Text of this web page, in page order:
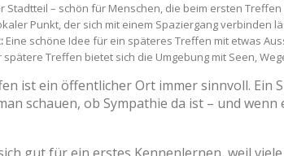
Stadtteil – schön für Menschen, die beim ersten
Punkt, der sich mit einem Spaziergang verbinden
Eine schöne Idee für ein späteres Treffen mit etwas
spätere Treffen bietet sich die Umgebung mit Seen,
ist ein öffentlicher Ort immer sinnvoll.
schauen, ob Sympathie da ist – und